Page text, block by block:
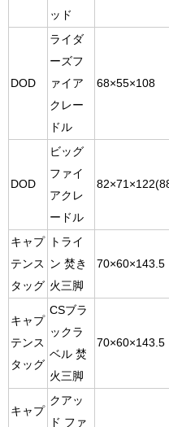
ッド
DOD
ライダ
ーズフ
ァイア
クレー
ドル
68×55×108
DOD
ビッグ
ファイ
アクレ
ードル
キャプ
テンス
タッグ
トライ
ン 焚き
火三脚
70×60×143.5
キャプ
テンス
タッグ
CSブラ
ックラ
ベル 焚
火三脚
70×60×143.5
キャプ
クアッ
ド ファ